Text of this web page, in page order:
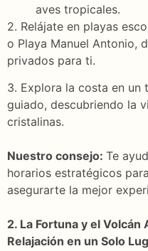
aves tropicales.
2. Relájate en playas
o Playa Manuel Antonio,
privados para ti.
3. Explora la costa en un
guiado, descubriendo la
cristalinas.
Nuestro consejo: Te
horarios estratégicos
asegurarte la mejor
2. La Fortuna y el
Relajación en un Solo